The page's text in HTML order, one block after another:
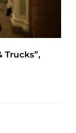
Trucks”,